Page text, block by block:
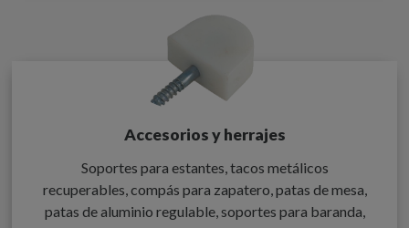
Accesorios y herrajes
Soportes para estantes, tacos metálicos
recuperables, compás para zapatero, patas de mesa,
patas de aluminio regulable, soportes para baranda,